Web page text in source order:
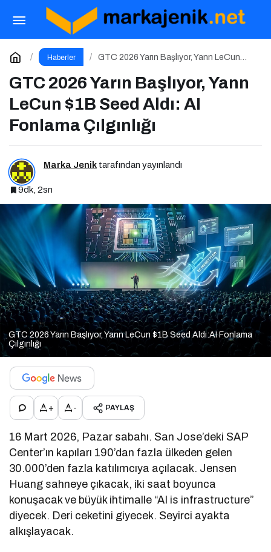
Haberler
GTC 2026 Yarın Başlıyor, Yann LeCun
GTC 2026 Yarın Başlıyor, Yann
LeCun $1B Seed Aldı: AI
Fonlama Çılgınlığı
Marka Jenik tarafından yayınlandı
9dk, 2sn
GTC 2026 Yarın Başlıyor, Yann LeCun $1B Seed Aldı:AI Fonlama
Çılgınlığı
+ - PAYLAŞ
16 Mart 2026, Pazar sabahı. San Jose’deki SAP
Center’ın kapıları 190’dan fazla ülkeden gelen
30.000’den fazla katılımcıya açılacak. Jensen
Huang sahneye çıkacak, iki saat boyunca
konuşacak ve büyük ihtimalle “AI is infrastructure”
diyecek. Deri ceketini giyecek. Seyirci ayakta
alkışlayacak.
Dijital Markalaşma 1.0 Eğitimi İstanbul
Üniversitesi’nde Gerçekleşti!
Yorum Yap